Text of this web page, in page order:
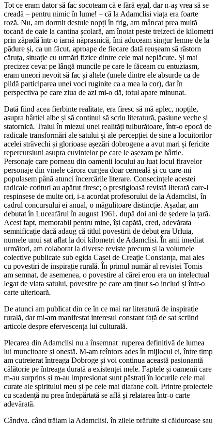
Tot ce eram dator să fac socoteam că e fără egal, dar n-aș vrea să se
creadă – pentru nimic în lume! – că la Adamclisi viața era foarte
roză. Nu, am dormit destule nopți în frig, am mâncat prea multă
tocană de oaie la cantina școlară, am înotat peste treizeci de kilometri
prin zăpadă într-o iarnă năprasnică, îmi aduceam singur lemne de la
pădure și, ca un făcut, aproape de fiecare dată reușeam să răstorn
căruța, situație cu urmări fizice dintre cele mai neplăcute. Și mai
precizez ceva: pe lângă muncile pe care le făceam cu entuziasm,
eram uneori nevoit să fac și altele (unele dintre ele absurde ca de
pildă participarea unei voci ruginite ca a mea la cor), dar în
perspectiva pe care ziua de azi mi-o dă, totul apare minunat.
Dată fiind acea fierbinte realitate, era firesc să mă aplec, nopțile,
asupra hârtiei albe și să continui să scriu literatură, pasiune veche și
statornică. Traiul în miezul unei realități tulburătoare, într-o epocă de
radicale transformări ale satului și ale percepției de sine a locuitorilor
acelei străvechi și glorioase așezări dobrogene a avut mari și fericite
repercursiuni asupra cuvintelor pe care le așezam pe hârtie.
Personaje care porneau din oamenii locului au luat locul firavelor
personaje din vinele cărora curgea doar cerneală și cu care-mi
populasem până atunci încercările literare. Consecințele acestei
radicale cotituri au apărut firesc; o prestigioasă revistă literară care-l
respinsese de multe ori, i-a acordat profesorului de la Adamclisi, în
cadrul concursului ei anual, o măgulitoare distincție. Așadar, am
debutat în Luceafărul în august 1961, după doi ani de ședere la țară.
Acest fapt, memorabil pentru mine, își capătă, cred, adevărata
semnificație dacă adaug că titlul povestirii de debut era Urluia,
numele unui sat aflat la doi kilometri de Adamclisi. În anii imediat
următori, am colaborat la diverse reviste precum și la volumele
colective publicate sub egida Casei de Creație Constanța, mai ales
cu povestiri de inspirație rurală. În primul număr al revistei Tomis
am semnat, de asemenea, o povestire al cărei erou era un intelectual
legat de viața satului, povestire pe care am ținut s-o includ și într-o
carte ulterioară.
De atunci am publicat din ce în ce mai rar literatură de inspirație
rurală, dar mi-am manifestat interesul constant față de sat scriind
articole despre efervescența lui culturală.
Plecarea din Adamclisi nu a însemnat ruperea definitivă de lumea
lui muncitoare și onestă. M-am reîntors ades în mijlocul ei, între timp
am cutreierat întreaga Dobroge și voi continua această pasionantă
călătorie pe întreaga durată a existenței mele. Faptele și oamenii care
m-au surprins și m-au impresionat sunt păstrați în locurile cele mai
curate ale spiritului meu și pe cele mai diafane coli. Printre proiectele
cu scadență nu prea îndepărtată se află și relatarea într-o carte
adevărată.
Cândva, când trăiam la Adamclisi, în zilele prăfuite și călduroase sau